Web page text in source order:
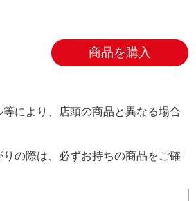
商品を購入
により、店頭の商品と異なる場合
の際は、必ずお持ちの商品をご確